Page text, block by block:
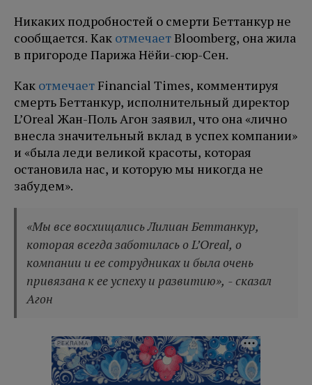
Никаких подробностей о смерти Беттанкур не
сообщается. Как отмечаетBloomberg, она жила
в пригороде Парижа Нёйи-сюр-Сен.
Как отмечает Financial Times, комментируя
смерть Беттанкур, исполнительный директор
L’Oreal Жан-Поль Агон заявил, что она «лично
внесла значительный вклад в успех компании»
и «была леди великой красоты, которая
остановила нас, и которую мы никогда не
забудем».
«Мы все восхищались Лилиан Беттанкур,
которая всегда заботилась о L’Oreal, о
компании и ее сотрудниках и была очень
привязана к ее успеху и развитию», - сказал
Агон
РЕКЛАМА